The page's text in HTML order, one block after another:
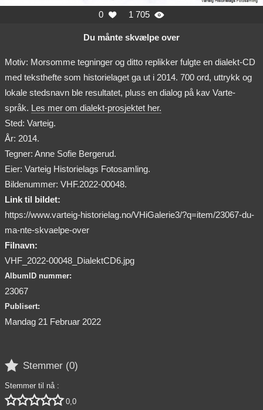
0  1 705 
Du månte skvælpe over
Motiv: Morsomme tegninger og ditto replikker fulgte en dialekt-CD
med teksthefte som historielaget ga ut i 2014. 700 ord, uttrykk og
lokale stedsnavn ble resultatet, pluss en dialog på kav Varte-
språk. Les mer om dialekt-prosjektet her.
Sted: Varteig.
År: 2014.
Tegner: Anne Sofie Bergerud.
Eier: Varteig Historielags Fotosamling.
Bildenummer: VHF.2022-00048.
Link til bildet:
https://www.varteig-historielag.no/VHiGalerie3/?q=item/23067-du-
ma-nte-skvaelpe-over
Filnavn:
VHF_2022-00048_DialektCD6.jpg
AlbumID nummer:
23067
Publisert:
Mandag 21 Februar 2022
 Stemmer (0)
Stemmer til nå :
 0,0